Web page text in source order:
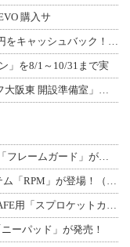
購入サ
B+COM 最新モデル購入・下取りで最大9,000円をキャッシュバック！「B+F
」を8/1～10/31まで実
【トライアンフ】関西最大規模「トライアンフ大阪東 開設準備室」がオープン！ 限定
マジカルレーシングから MT-09／SP（24）用「フレームガード」が登場！
RPM から ホンダ GROM用エキゾーストシステム「RPM」が登場！（動画あり
カスタムスプロケットを見せる、Z900RS／CAFE用「スプロケットカバーフルキ
ーパッド」が発売！